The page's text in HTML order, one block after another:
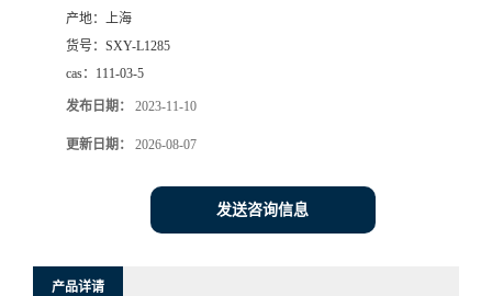
产地： 上海
货号： SXY-L1285
cas： 111-03-5
发布日期： 2023-11-10
更新日期： 2026-08-07
发送咨询信息
产品详请